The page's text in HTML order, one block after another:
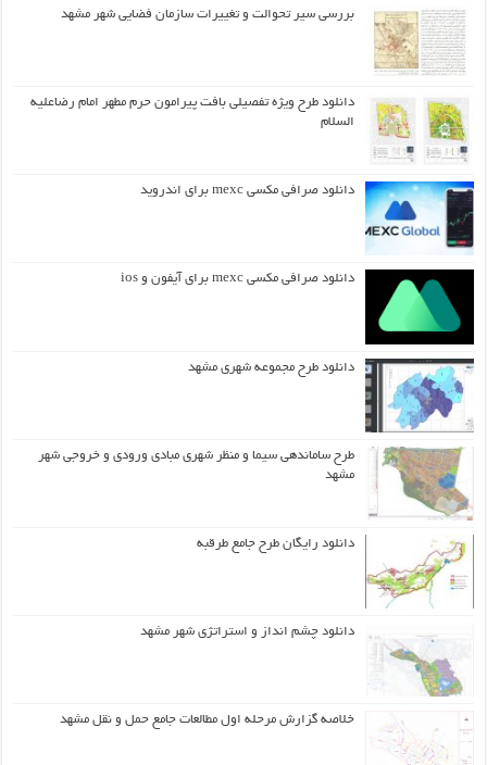
بررسی سیر تحوالت و تغییرات سازمان فضایی شهر مشهد
دانلود طرح ويژه تفصيلي بافت پيرامون حرم مطهر امام رضاعليه
السلام
دانلود صرافی مکسی mexc برای اندروید
دانلود صرافی مکسی mexc برای آیفون و ios
دانلود طرح مجموعه شهری مشهد
طرح ساماندهی سیما و منظر شهری مبادی ورودی و خروجی شهر
مشهد
دانلود رایگان طرح جامع طرقبه
دانلود چشم انداز و استراتژی شهر مشهد
خلاصه گزارش مرحله اول مطالعات جامع حمل و نقل مشهد